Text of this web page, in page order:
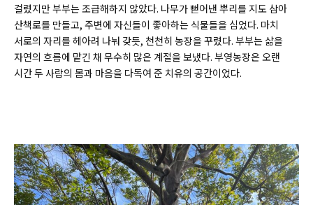
걸렸지만 부부는 조급해하지 않았다. 나무가 뻗어낸 뿌리를 지도 삼아
산책로를 만들고, 주변에 자신들이 좋아하는 식물들을 심었다. 마치
서로의 자리를 헤아려 나눠 갖듯, 천천히 농장을 꾸렸다. 부부는 삶을
자연의 흐름에 맡긴 채 무수히 많은 계절을 보냈다. 부영농장은 오랜
시간 두 사람의 몸과 마음을 다독여 준 치유의 공간이었다.